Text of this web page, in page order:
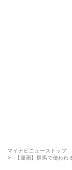
マイナビニューストップ
【漫画】群馬で使わ